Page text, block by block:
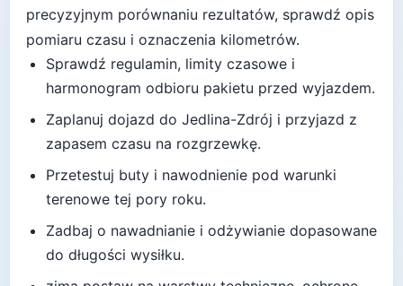
precyzyjnym porównaniu rezultatów, sprawdź opis
pomiaru czasu i oznaczenia kilometrów.
Sprawdź regulamin, limity czasowe i
harmonogram odbioru pakietu przed wyjazdem.
Zaplanuj dojazd do Jedlina-Zdrój i przyjazd z
zapasem czasu na rozgrzewkę.
Przetestuj buty i nawodnienie pod warunki
terenowe tej pory roku.
Zadbaj o nawadnianie i odżywianie dopasowane
do długości wysiłku.